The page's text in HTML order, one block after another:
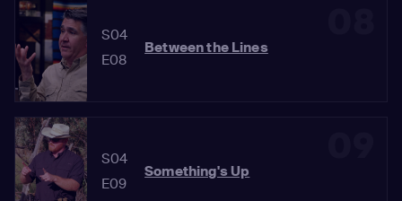
S04
E08
Between the Lines
S04
E09
Something's Up